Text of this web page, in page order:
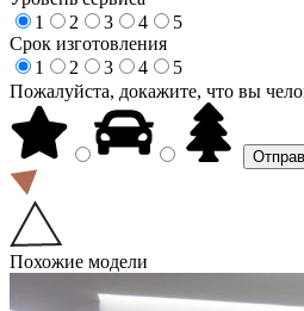
1
2 3 4
5
Срок изготовления
1
2 3 4
5
Пожалуйста, докажите, что вы
Похожие модели